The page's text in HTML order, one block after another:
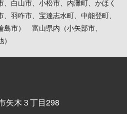
白山市、小松市、内灘町、かほく
羽咋市、宝達志水町、中能登町、
島市） 富山県内（小矢部市、
矢木３丁目298